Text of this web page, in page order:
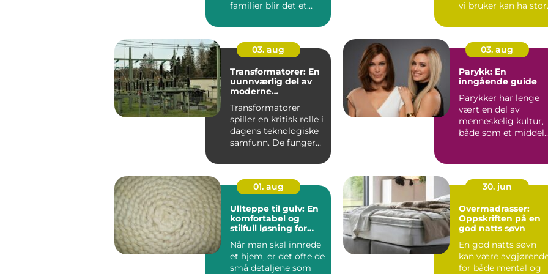
familier blir det et
vi bruker kan ha stor
03. aug
Transformatorer: En
uunnværlig del av
moderne
Transformatorer
spiller en kritisk rolle i
dagens teknologiske
samfunn. De fungerer
03. aug
Parykk: En
inngående guide
Parykker har lenge
vært en del av
menneskelig kultur,
både som et middel
01. aug
Ullteppe til gulv: En
komfortabel og
stilfull løsning for
Når man skal innrede
et hjem, er det ofte de
små detaljene som
30. jun
Overmadrasser:
Oppskriften på en
god natts søvn
En god natts søvn
kan være
for både mental og